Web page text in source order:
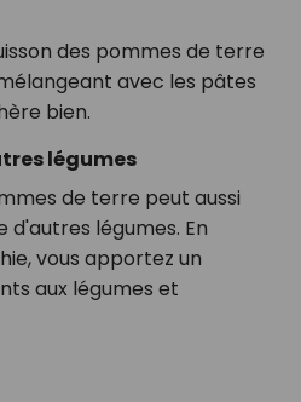
des pommes de terre
avec les pâtes
bien.
légumes
de terre peut aussi
légumes. En
vous apportez un
aux légumes et